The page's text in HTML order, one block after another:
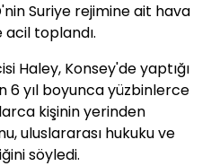
Suriye rejimine ait hava
acil toplandı.
Haley, Konsey'de yaptığı
6 yıl boyunca yüzbinlerce
kişinin yerinden
uluslararası hukuku ve
söyledi.